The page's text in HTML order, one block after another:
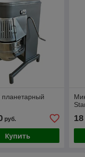
планетарный
руб.
Купить